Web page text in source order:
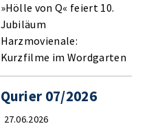
»Hölle von Q« feiert 10.
Jubiläum
Harzmovienale:
Kurzfilme im Wordgarten
Qurier 07/2026
27.06.2026